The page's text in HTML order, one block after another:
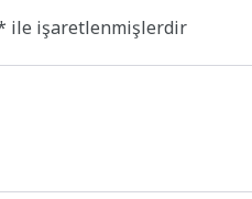
ile işaretlenmişlerdir